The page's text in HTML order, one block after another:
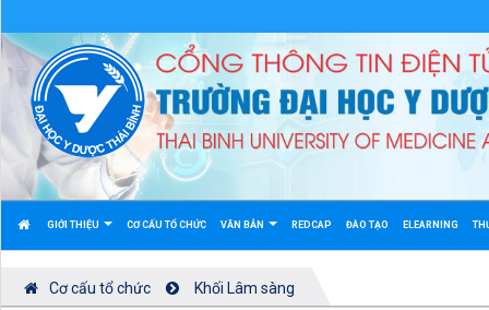
GIỚI THIỆU CƠ CẤU TỔ CHỨC VĂN BẢN REDCAP ĐÀO TẠO ELEARNING
Cơ cấu tổ chức Khối Lâm sàng